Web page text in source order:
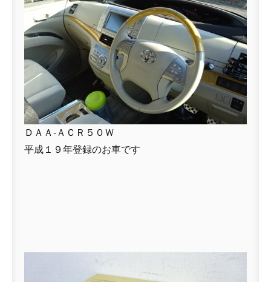
ＤＡＡ-ＡＣＲ５０Ｗ
平成１９年登録のお車です